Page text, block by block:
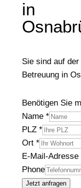
in
Sie sind auf
Betreuung in
Benötigen Sie
Name *
PLZ *
Ort *
E-Mail-Adresse
Phone
Jetzt anfragen